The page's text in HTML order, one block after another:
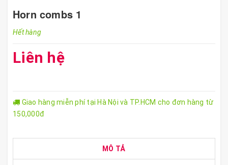
Horn combs 1
Hết hàng
Liên hệ
Giao hàng miễn phí tại Hà Nội và TP.HCM cho đơn hàng từ
150,000đ
MÔ TẢ